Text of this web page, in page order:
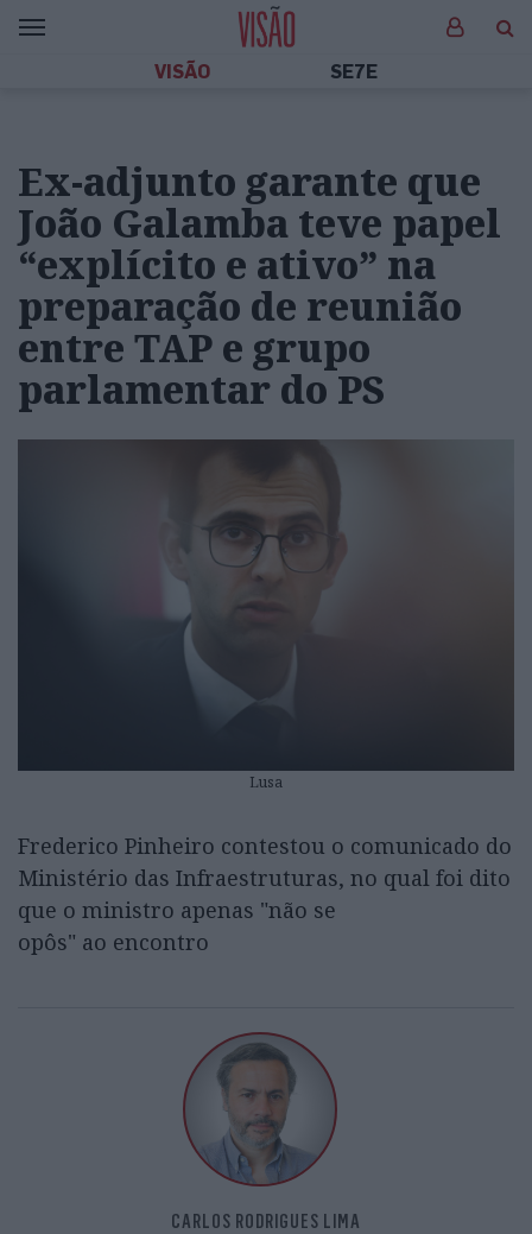
VISÃO SE7E
Ex-adjunto garante que
João Galamba teve papel
“explícito e ativo” na
preparação de reunião
entre TAP e grupo
parlamentar do PS
Lusa
Frederico Pinheiro contestou o comunicado do
Ministério das Infraestruturas, no qual foi dito
que o ministro apenas "não se
opôs" ao encontro
CARLOS RODRIGUES LIMA